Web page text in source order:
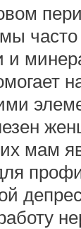
часто
и
мам